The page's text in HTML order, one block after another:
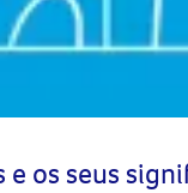
e os seus